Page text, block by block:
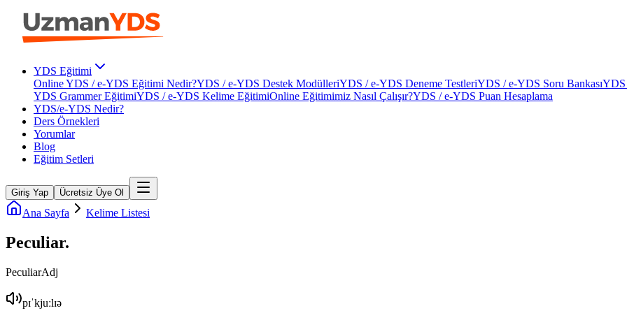
YDS Eğitimi
Online YDS / e-YDS Eğitimi Nedir?YDS / e-YDS Destek ModülleriYDS / e-YDS Deneme TestleriYDS / e-YDS Soru BankasıYDS
YDS Grammer EğitimiYDS / e-YDS Kelime EğitimiOnline Eğitimimiz Nasıl Çalışır?YDS / e-YDS Puan Hesaplama
YDS/e-YDS Nedir?
Ders Örnekleri
Yorumlar
Blog
Eğitim Setleri
Giriş Yap Ücretsiz Üye Ol
Ana Sayfa Kelime Listesi
Peculiar.
PeculiarAdj
pɪˈkjuːlɪə